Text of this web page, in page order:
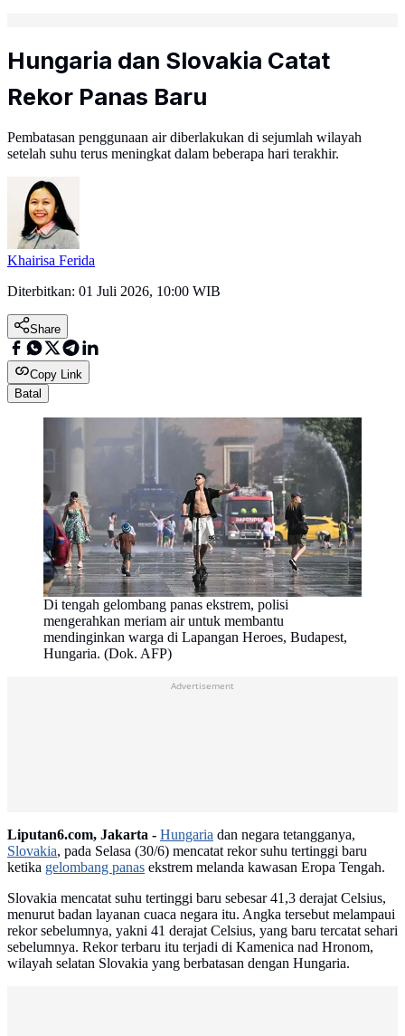
Hungaria dan Slovakia Catat
Rekor Panas Baru
Pembatasan penggunaan air diberlakukan di sejumlah wilayah
setelah suhu terus meningkat dalam beberapa hari terakhir.
Khairisa Ferida
Diterbitkan: 01 Juli 2026, 10:00 WIB
Share
Copy Link
Batal
Di tengah gelombang panas ekstrem, polisi
mengerahkan meriam air untuk membantu
mendinginkan warga di Lapangan Heroes, Budapest,
Hungaria. (Dok. AFP)
Advertisement
Liputan6.com, Jakarta - Hungaria dan negara tetangganya,
Slovakia, pada Selasa (30/6) mencatat rekor suhu tertinggi baru
ketika gelombang panas ekstrem melanda kawasan Eropa Tengah.
Slovakia mencatat suhu tertinggi baru sebesar 41,3 derajat Celsius,
menurut badan layanan cuaca negara itu. Angka tersebut melampaui
rekor sebelumnya, yakni 41 derajat Celsius, yang baru tercatat sehari
sebelumnya. Rekor terbaru itu terjadi di Kamenica nad Hronom,
wilayah selatan Slovakia yang berbatasan dengan Hungaria.